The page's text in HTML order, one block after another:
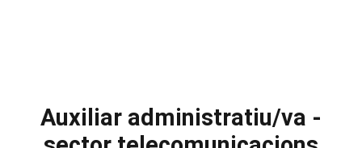
Auxiliar administratiu/va -